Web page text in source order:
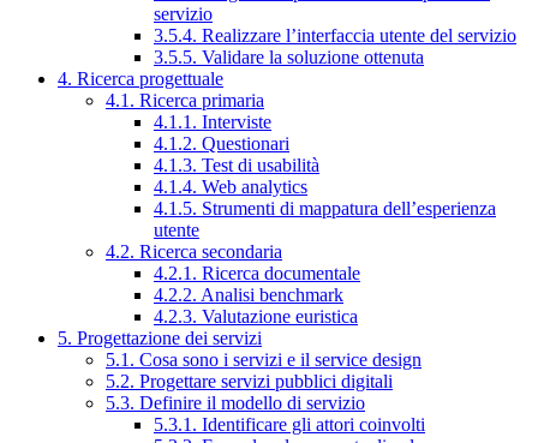
servizio
3.5.4. Realizzare l’interfaccia utente del servizio
3.5.5. Validare la soluzione ottenuta
4. Ricerca progettuale
4.1. Ricerca primaria
4.1.1. Interviste
4.1.2. Questionari
4.1.3. Test di usabilità
4.1.4. Web analytics
4.1.5. Strumenti di mappatura dell’esperienza
utente
4.2. Ricerca secondaria
4.2.1. Ricerca documentale
4.2.2. Analisi benchmark
4.2.3. Valutazione euristica
5. Progettazione dei servizi
5.1. Cosa sono i servizi e il service design
5.2. Progettare servizi pubblici digitali
5.3. Definire il modello di servizio
5.3.1. Identificare gli attori coinvolti